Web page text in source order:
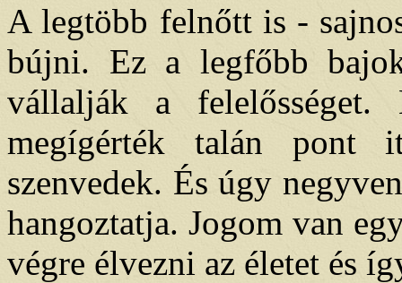
A legtöbb felnőtt is -
bújni. Ez a legfőbb
vállalják a felelősséget.
megígérték talán
szenvedek. És úgy
hangoztatja. Jogom van
végre élvezni az életet és